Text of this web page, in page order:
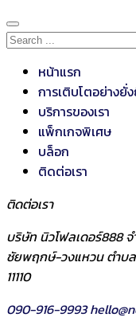
หน้าแรก
การเติบโตอย่างยั่
บริการของเรา
แพ็กเกจพิเศษ
บล็อก
ติดต่อเรา
ติดต่อเรา
บริษัท นิวโฟลเดอร์888
ชัยพฤกษ์-วงแหวน ตำบ
11110
090-916-9993